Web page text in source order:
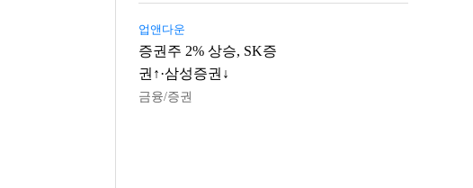
업앤다운
증권주 2% 상승, SK증
권↑·삼성증권↓
금융/증권